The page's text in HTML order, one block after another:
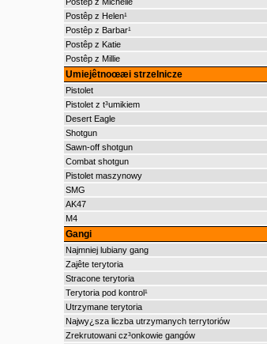
Postêp z Helen¹
Postêp z Barbar¹
Postêp z Katie
Postêp z Millie
Umiejêtnoœæi strzelnicze
Pistolet
Pistolet z t³umikiem
Desert Eagle
Shotgun
Sawn-off shotgun
Combat shotgun
Pistolet maszynowy
SMG
AK47
M4
Gangi
Najmniej lubiany gang
Zajête terytoria
Stracone terytoria
Terytoria pod kontrol¹
Utrzymane terytoria
Najwy¿sza liczba utrzymanych terrytoriów
Zrekrutowani cz³onkowie gangów